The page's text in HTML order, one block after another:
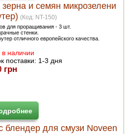
и семян микрозелени
(Код: NT-150)
для проращивания - 3 шт.
стенки.
отличного европейского качества.
в наличии
поставки: 1-3 дня
грн
блендер для смузи Noveen